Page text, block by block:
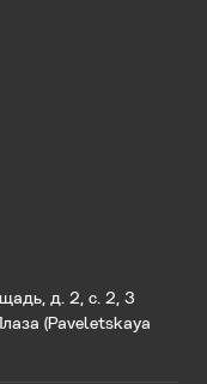
д. 2, с. 2, 3
(Paveletskaya